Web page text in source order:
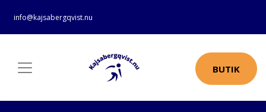
info@kajsabergqvist.nu
BUTIK